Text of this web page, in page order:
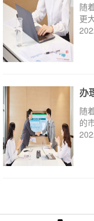
随
更
随
的
满